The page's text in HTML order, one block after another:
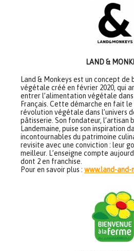
LAND &
Land & Monkeys est un concept de
végétale créé en février 2020, qui
entrer l’alimentation végétale
Français. Cette démarche en fait
révolution végétale dans l’univers
pâtisserie. Son fondateur, l’artisan
Landemaine, puise son inspiration
incontournables du patrimoine
revisite avec une conviction : leur
meilleur. L’enseigne compte
dont 2 en franchise.
Pour en savoir plus : www.land-and-